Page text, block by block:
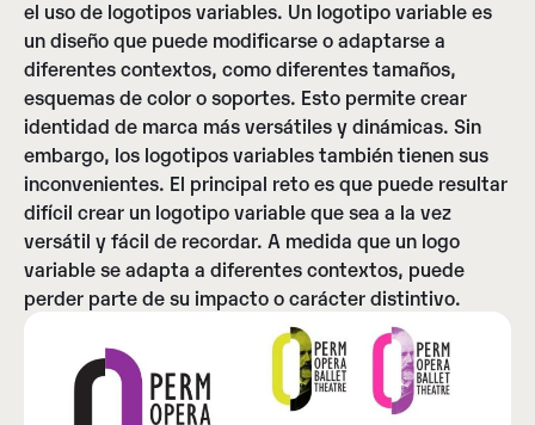
el uso de logotipos variables. Un logotipo variable es
un diseño que puede modificarse o adaptarse a
diferentes contextos, como diferentes tamaños,
esquemas de color o soportes. Esto permite crear
identidad de marca más versátiles y dinámicas. Sin
embargo, los logotipos variables también tienen sus
inconvenientes. El principal reto es que puede resultar
difícil crear un logotipo variable que sea a la vez
versátil y fácil de recordar. A medida que un logo
variable se adapta a diferentes contextos, puede
perder parte de su impacto o carácter distintivo.